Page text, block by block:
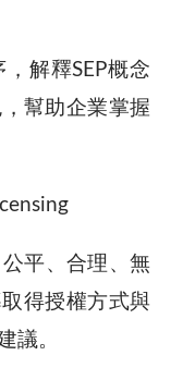
解釋SEP概念
幫助企業掌握
平、合理、無
得授權方式與
議。